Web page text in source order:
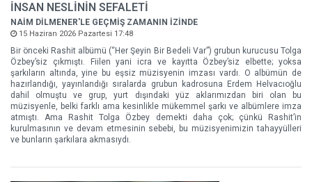
İNSAN NESLİNİN SEFALETİ
NAİM DİLMENER'LE GEÇMİŞ ZAMANIN İZİNDE
15 Haziran 2026 Pazartesi 17:48
Bir önceki Rashit albümü (“Her Şeyin Bir Bedeli Var”) grubun kurucusu Tolga
Özbey’siz çıkmıştı. Fiilen yani icra ve kayıtta Özbey’siz elbette; yoksa
şarkıların altında, yine bu eşsiz müzisyenin imzası vardı. O albümün de
hazırlandığı, yayınlandığı sıralarda grubun kadrosuna Erdem Helvacıoğlu
dahil olmuştu ve grup, yurt dışındaki yüz aklarımızdan biri olan bu
müzisyenle, belki farklı ama kesinlikle mükemmel şarkı ve albümlere imza
atmıştı. Ama Rashit Tolga Özbey demekti daha çok; çünkü Rashit’in
kurulmasının ve devam etmesinin sebebi, bu müzisyenimizin tahayyülleri
ve bunların şarkılara akmasıydı.